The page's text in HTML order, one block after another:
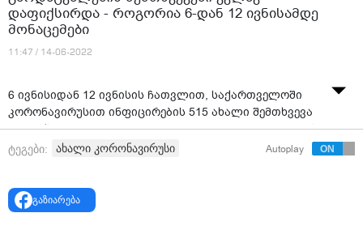
დაფიქსირდა - როგორია 6-დან 12 ივნისამდე
მონაცემები
11:47 / 14-06-2022
6 ივნისიდან 12 ივნისის ჩათვლით, საქართველოში
კორონავირუსით ინფიცირების 515 ახალი შემთხვევა
დაფიქსირდა, გარდაიცვალა კიდევ 3 პაციენტი, - ამის
შესახებ ინფორმაციას დაავადებათა კონტროლის
ვირუსისგან გამოჯანმრთელდა 546 პირი.
ტეგები: ახალი კორონავირუსი Autoplay
გაზიარება